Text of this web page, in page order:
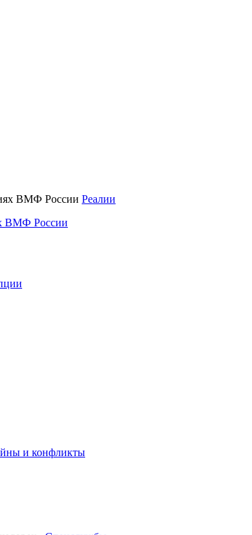
Реалии
ВМФ России
и конфликты